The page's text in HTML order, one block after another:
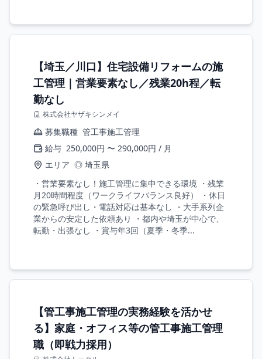
【埼玉／川口】住宅設備リフォームの施
工管理｜営業要素なし／残業20h程／転
勤なし
株式会社ヤザキシンメイ
募集職種 管工事施工管理
給与 250,000円 〜 290,000円 / 月
エリア ◎ 埼玉県
・営業要素なし！施工管理に集中できる環境 ・残業
月20時間程度（ワークライフバランス良好） ・休日
の緊急呼び出し・電話対応は基本なし ・大手系列企
業からの安定した依頼あり ・都内や埼玉が中心で、
転勤・出張なし ・賞与年3回（夏季・冬季...
【管工事施工管理の実務経験を活かせ
る】家庭・オフィス等の管工事施工管理
職（即戦力採用）